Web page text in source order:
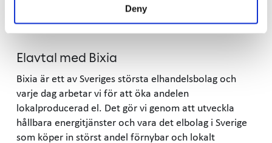
Deny
Lokalproducerad el
Elavtal med Bixia
Bixia är ett av Sveriges största elhandelsbolag och
varje dag arbetar vi för att öka andelen
lokalproducerad el. Det gör vi genom att utveckla
hållbara energitjänster och vara det elbolag i Sverige
som köper in störst andel förnybar och lokalt